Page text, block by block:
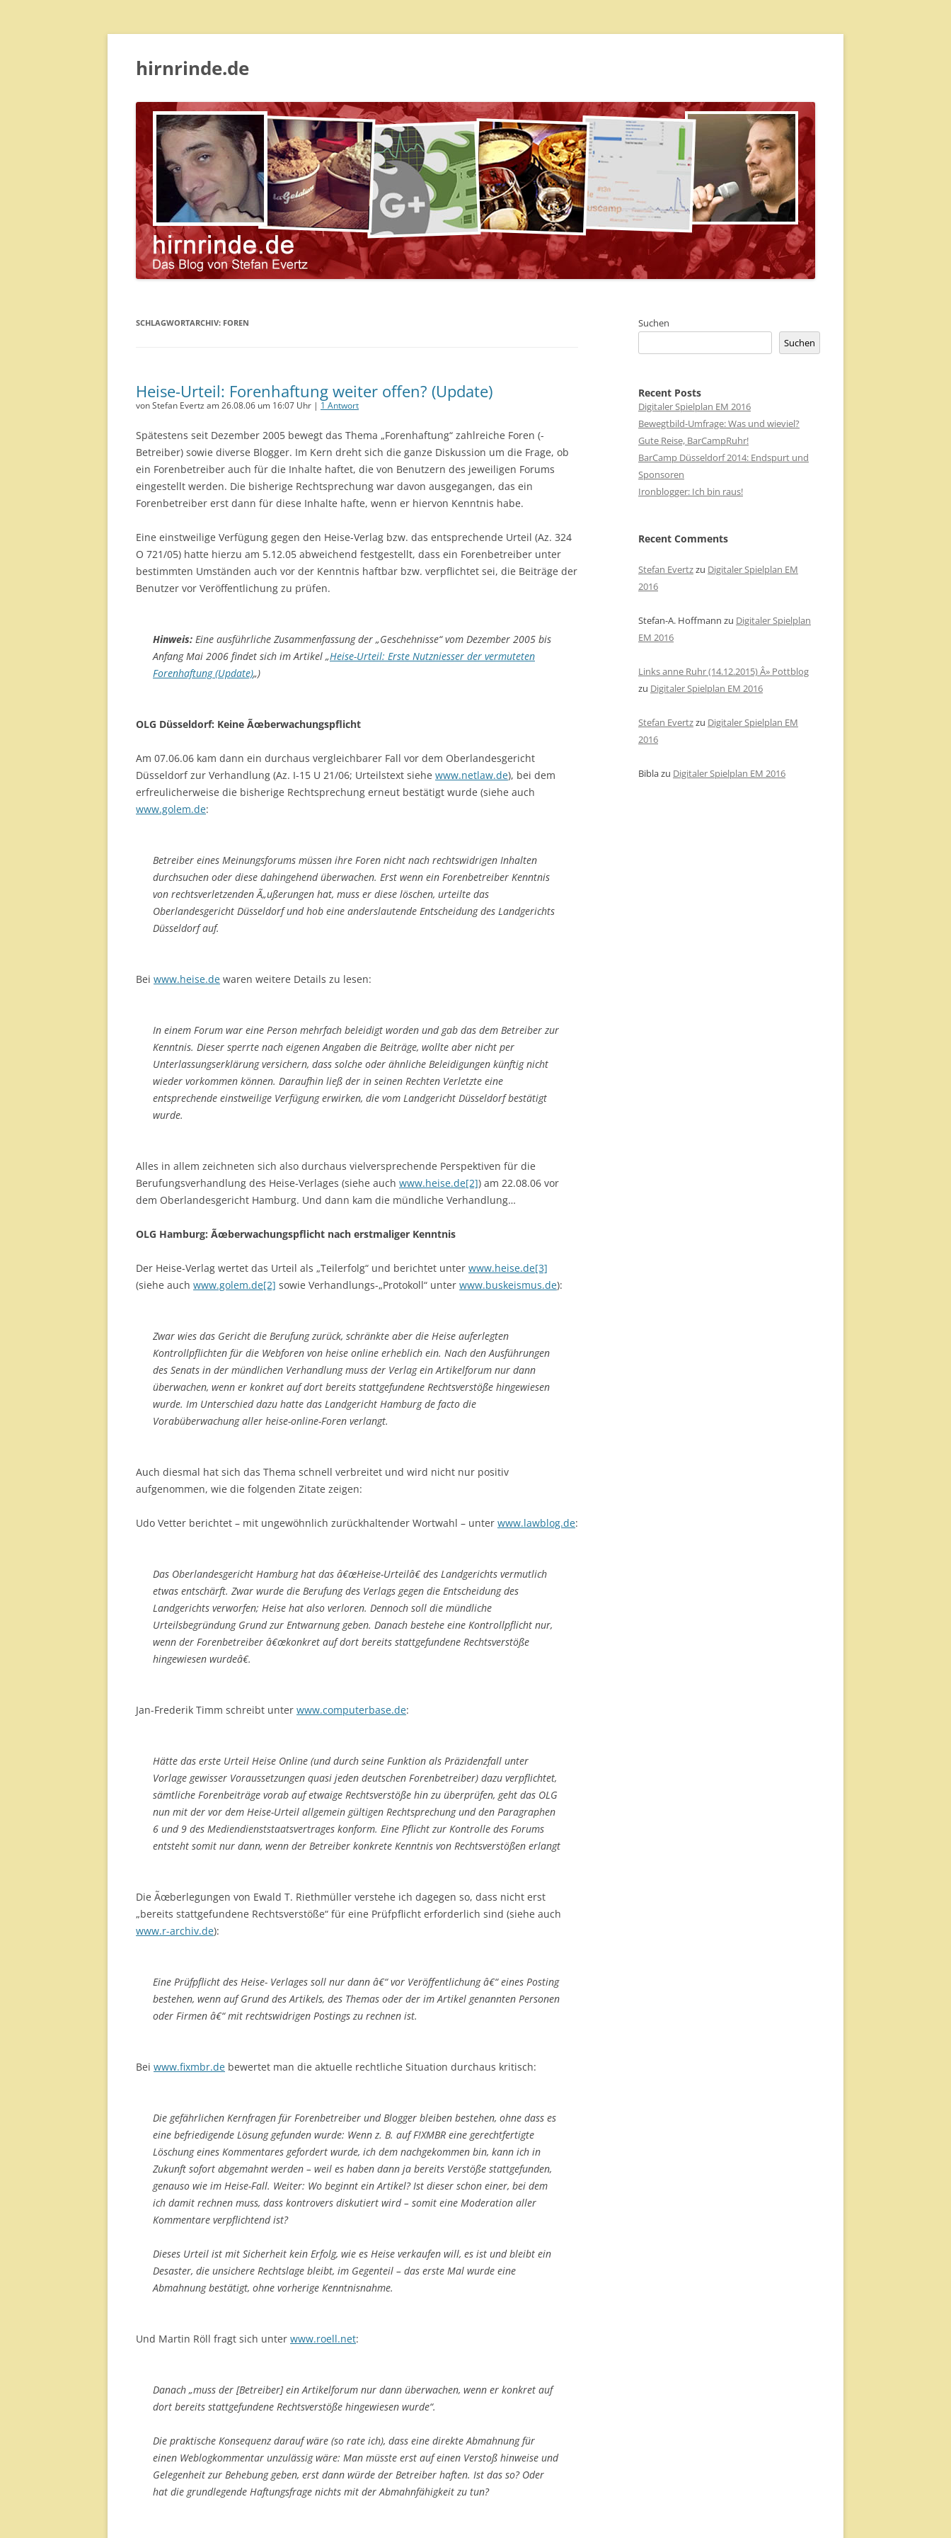
hirnrinde.de
SCHLAGWORTARCHIV: FOREN
Heise-Urteil: Forenhaftung weiter offen? (Update)
von Stefan Evertz am 26.08.06 um 16:07 Uhr | 1 Antwort
Spätestens seit Dezember 2005 bewegt das Thema „Forenhaftung“ zahlreiche Foren (-
Betreiber) sowie diverse Blogger. Im Kern dreht sich die ganze Diskussion um die Frage, ob
ein Forenbetreiber auch für die Inhalte haftet, die von Benutzern des jeweiligen Forums
eingestellt werden. Die bisherige Rechtsprechung war davon ausgegangen, das ein
Forenbetreiber erst dann für diese Inhalte hafte, wenn er hiervon Kenntnis habe.
Eine einstweilige Verfügung gegen den Heise-Verlag bzw. das entsprechende Urteil (Az. 324
O 721/05) hatte hierzu am 5.12.05 abweichend festgestellt, dass ein Forenbetreiber unter
bestimmten Umständen auch vor der Kenntnis haftbar bzw. verpflichtet sei, die Beiträge der
Benutzer vor Veröffentlichung zu prüfen.
Hinweis: Eine ausführliche Zusammenfassung der „Geschehnisse“ vom Dezember 2005 bis
Anfang Mai 2006 findet sich im Artikel „Heise-Urteil: Erste Nutzniesser der vermuteten
Forenhaftung (Update)„)
OLG Düsseldorf: Keine Ãœberwachungspflicht
Am 07.06.06 kam dann ein durchaus vergleichbarer Fall vor dem Oberlandesgericht
Düsseldorf zur Verhandlung (Az. I-15 U 21/06; Urteilstext siehe www.netlaw.de), bei dem
erfreulicherweise die bisherige Rechtsprechung erneut bestätigt wurde (siehe auch
www.golem.de:
Betreiber eines Meinungsforums müssen ihre Foren nicht nach rechtswidrigen Inhalten
durchsuchen oder diese dahingehend überwachen. Erst wenn ein Forenbetreiber Kenntnis
von rechtsverletzenden Ã„ußerungen hat, muss er diese löschen, urteilte das
Oberlandesgericht Düsseldorf und hob eine anderslautende Entscheidung des Landgerichts
Düsseldorf auf.
Bei www.heise.de waren weitere Details zu lesen:
In einem Forum war eine Person mehrfach beleidigt worden und gab das dem Betreiber zur
Kenntnis. Dieser sperrte nach eigenen Angaben die Beiträge, wollte aber nicht per
Unterlassungserklärung versichern, dass solche oder ähnliche Beleidigungen künftig nicht
wieder vorkommen können. Daraufhin ließ der in seinen Rechten Verletzte eine
entsprechende einstweilige Verfügung erwirken, die vom Landgericht Düsseldorf bestätigt
wurde.
Alles in allem zeichneten sich also durchaus vielversprechende Perspektiven für die
Berufungsverhandlung des Heise-Verlages (siehe auch www.heise.de[2]) am 22.08.06 vor
dem Oberlandesgericht Hamburg. Und dann kam die mündliche Verhandlung…
OLG Hamburg: Ãœberwachungspflicht nach erstmaliger Kenntnis
Der Heise-Verlag wertet das Urteil als „Teilerfolg“ und berichtet unter www.heise.de[3]
(siehe auch www.golem.de[2] sowie Verhandlungs-„Protokoll“ unter www.buskeismus.de):
Zwar wies das Gericht die Berufung zurück, schränkte aber die Heise auferlegten
Kontrollpflichten für die Webforen von heise online erheblich ein. Nach den Ausführungen
des Senats in der mündlichen Verhandlung muss der Verlag ein Artikelforum nur dann
überwachen, wenn er konkret auf dort bereits stattgefundene Rechtsverstöße hingewiesen
wurde. Im Unterschied dazu hatte das Landgericht Hamburg de facto die
Vorabüberwachung aller heise-online-Foren verlangt.
Auch diesmal hat sich das Thema schnell verbreitet und wird nicht nur positiv
aufgenommen, wie die folgenden Zitate zeigen:
Udo Vetter berichtet – mit ungewöhnlich zurückhaltender Wortwahl – unter www.lawblog.de:
Das Oberlandesgericht Hamburg hat das â€œHeise-Urteilâ€ des Landgerichts vermutlich
etwas entschärft. Zwar wurde die Berufung des Verlags gegen die Entscheidung des
Landgerichts verworfen; Heise hat also verloren. Dennoch soll die mündliche
Urteilsbegründung Grund zur Entwarnung geben. Danach bestehe eine Kontrollpflicht nur,
wenn der Forenbetreiber â€œkonkret auf dort bereits stattgefundene Rechtsverstöße
hingewiesen wurdeâ€.
Jan-Frederik Timm schreibt unter www.computerbase.de:
Hätte das erste Urteil Heise Online (und durch seine Funktion als Präzidenzfall unter
Vorlage gewisser Voraussetzungen quasi jeden deutschen Forenbetreiber) dazu verpflichtet,
sämtliche Forenbeiträge vorab auf etwaige Rechtsverstöße hin zu überprüfen, geht das OLG
nun mit der vor dem Heise-Urteil allgemein gültigen Rechtsprechung und den Paragraphen
6 und 9 des Mediendienststaatsvertrages konform. Eine Pflicht zur Kontrolle des Forums
entsteht somit nur dann, wenn der Betreiber konkrete Kenntnis von Rechtsverstößen erlangt
Die Ãœberlegungen von Ewald T. Riethmüller verstehe ich dagegen so, dass nicht erst
„bereits stattgefundene Rechtsverstöße“ für eine Prüfpflicht erforderlich sind (siehe auch
www.r-archiv.de):
Eine Prüfpflicht des Heise- Verlages soll nur dann â€“ vor Veröffentlichung â€“ eines Posting
bestehen, wenn auf Grund des Artikels, des Themas oder der im Artikel genannten Personen
oder Firmen â€“ mit rechtswidrigen Postings zu rechnen ist.
Bei www.fixmbr.de bewertet man die aktuelle rechtliche Situation durchaus kritisch:
Die gefährlichen Kernfragen für Forenbetreiber und Blogger bleiben bestehen, ohne dass es
eine befriedigende Lösung gefunden wurde: Wenn z. B. auf F!XMBR eine gerechtfertigte
Löschung eines Kommentares gefordert wurde, ich dem nachgekommen bin, kann ich in
Zukunft sofort abgemahnt werden – weil es haben dann ja bereits Verstöße stattgefunden,
genauso wie im Heise-Fall. Weiter: Wo beginnt ein Artikel? Ist dieser schon einer, bei dem
ich damit rechnen muss, dass kontrovers diskutiert wird – somit eine Moderation aller
Kommentare verpflichtend ist?
Dieses Urteil ist mit Sicherheit kein Erfolg, wie es Heise verkaufen will, es ist und bleibt ein
Desaster, die unsichere Rechtslage bleibt, im Gegenteil – das erste Mal wurde eine
Abmahnung bestätigt, ohne vorherige Kenntnisnahme.
Und Martin Röll fragt sich unter www.roell.net:
Danach „muss der [Betreiber] ein Artikelforum nur dann überwachen, wenn er konkret auf
dort bereits stattgefundene Rechtsverstöße hingewiesen wurde“.
Die praktische Konsequenz darauf wäre (so rate ich), dass eine direkte Abmahnung für
einen Weblogkommentar unzulässig wäre: Man müsste erst auf einen Verstoß hinweise und
Gelegenheit zur Behebung geben, erst dann würde der Betreiber haften. Ist das so? Oder
hat die grundlegende Haftungsfrage nichts mit der Abmahnfähigkeit zu tun?
Suchen
Suchen
Recent Posts
Digitaler Spielplan EM 2016
Bewegtbild-Umfrage: Was und wieviel?
Gute Reise, BarCampRuhr!
BarCamp Düsseldorf 2014: Endspurt und
Sponsoren
Ironblogger: Ich bin raus!
Recent Comments
Stefan Evertzzu Digitaler Spielplan EM
2016
Stefan-A. Hoffmann zu Digitaler Spielplan
EM 2016
Links anne Ruhr (14.12.2015) Â» Pottblog
zu Digitaler Spielplan EM 2016
Stefan Evertzzu Digitaler Spielplan EM
2016
Biblazu Digitaler Spielplan EM 2016